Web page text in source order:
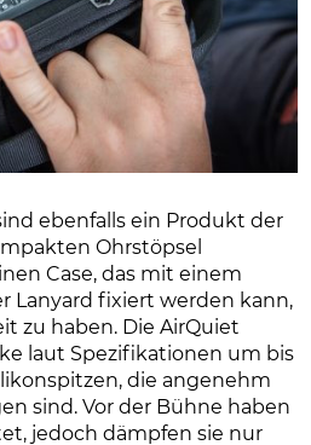
ebenfalls ein Produkt der
Ohrstöpsel
Case, das mit einem
Lanyard fixiert werden kann,
zu haben. Die AirQuiet
laut Spezifikationen um bis
die angenehm
sind. Vor der Bühne haben
jedoch dämpfen sie nur